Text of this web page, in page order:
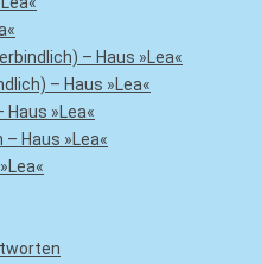
– Haus »Lea«
– Haus »Lea«
Haus »Lea«
– Haus »Lea«